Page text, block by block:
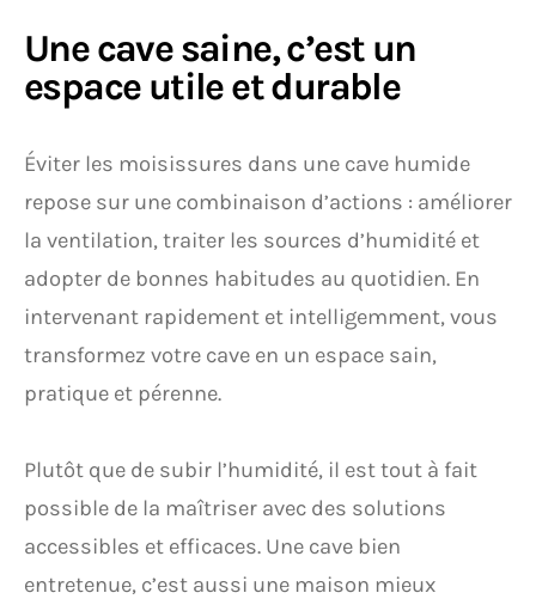
Une cave saine, c’est un
espace utile et durable
Éviter les moisissures dans une cave humide
repose sur une combinaison d’actions : améliorer
la ventilation, traiter les sources d’humidité et
adopter de bonnes habitudes au quotidien. En
intervenant rapidement et intelligemment, vous
transformez votre cave en un espace sain,
pratique et pérenne.
Plutôt que de subir l’humidité, il est tout à fait
possible de la maîtriser avec des solutions
accessibles et efficaces. Une cave bien
entretenue, c’est aussi une maison mieux